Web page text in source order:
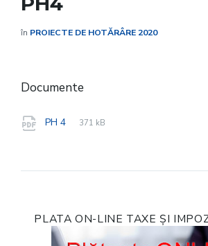
în PROIECTE DE HOTĂRÂRE 2020
Documente
PH 4
File
pdf
File
371 kB
PLATA ON-LINE TAXE ȘI